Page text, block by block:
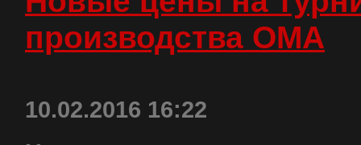
производства ОМА
10.02.2016 16:22